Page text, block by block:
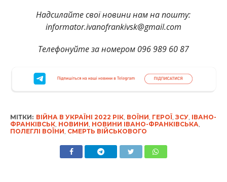
Надсилайте свої новини нам на пошту:
informator.ivanofrankivsk@gmail.com
Телефонуйте за номером 096 989 60 87
МІТКИ: ВІЙНА В УКРАЇНІ 2022 РІК, ВОЇНИ, ГЕРОЇ, ЗСУ, ІВАНО-
ФРАНКІВСЬК, НОВИНИ, НОВИНИ ІВАНО-ФРАНКІВСЬКА,
ПОЛЕГЛІ ВОЇНИ, СМЕРТЬ ВІЙСЬКОВОГО